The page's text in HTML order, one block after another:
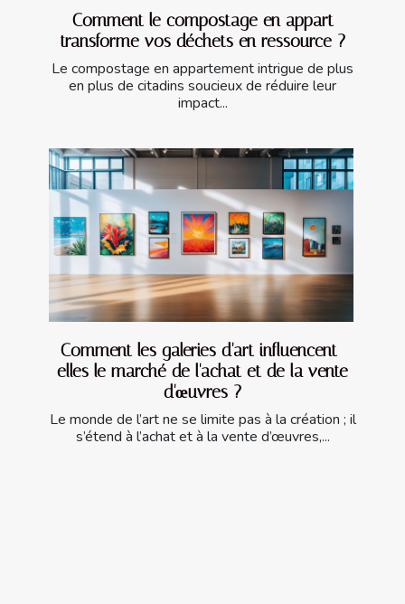
Comment le compostage en appart
transforme vos déchets en ressource ?
Le compostage en appartement intrigue de plus
en plus de citadins soucieux de réduire leur
impact...
Comment les galeries d'art influencent-
elles le marché de l'achat et de la vente
d'œuvres ?
Le monde de l’art ne se limite pas à la création ; il
s’étend à l’achat et à la vente d’œuvres,...